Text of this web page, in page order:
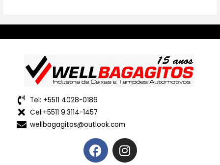
Tel: +5511 4028-0186
Cel:+5511 9.3114-1457
wellbagagitos@outlook.com